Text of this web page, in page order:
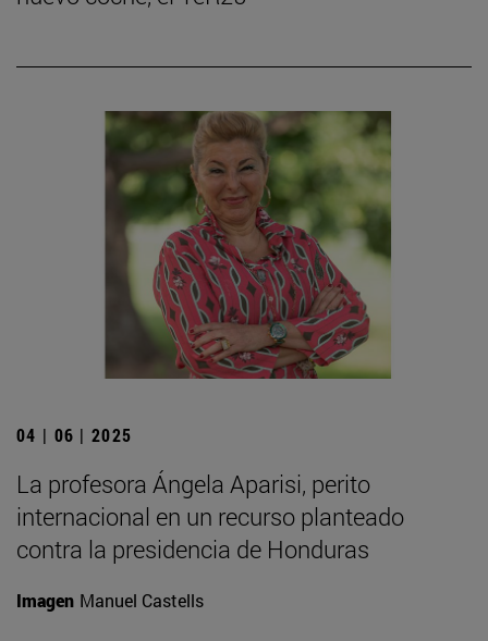
04 | 06 | 2025
La profesora Ángela Aparisi, perito
internacional en un recurso planteado
contra la presidencia de Honduras
Imagen Manuel Castells